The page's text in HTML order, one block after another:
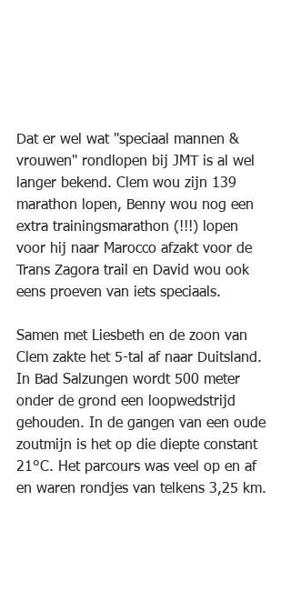
Dat er wel wat "speciaal mannen &
vrouwen" rondlopen bij JMT is al wel
langer bekend. Clem wou zijn 139
marathon lopen, Benny wou nog een
extra trainingsmarathon (!!!) lopen
voor hij naar Marocco afzakt voor de
Trans Zagora trail en David wou ook
eens proeven van iets speciaals.
Samen met Liesbeth en de zoon van
Clem zakte het 5-tal af naar Duitsland.
In Bad Salzungen wordt 500 meter
onder de grond een loopwedstrijd
gehouden. In de gangen van een oude
zoutmijn is het op die diepte constant
21°C. Het parcours was veel op en af
en waren rondjes van telkens 3,25 km.